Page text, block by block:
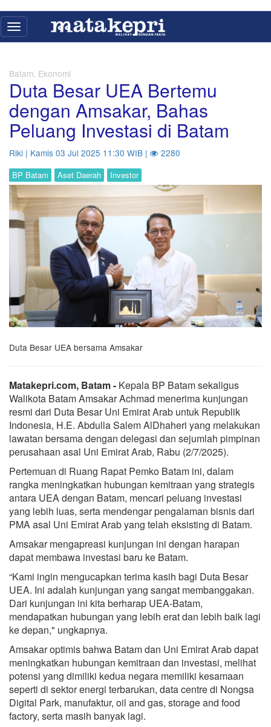
Toggle
navigation
Batam, Ekonomi
Duta Besar UEA Bertemu
dengan Amsakar, Bahas
Peluang Investasi di Batam
Riki | Kamis 03 Jul 2025 11:30 WIB | 2280
BP Batam Aset Daerah Investor
Duta Besar UEA bersama Amsakar
Matakepri.com, Batam - Kepala BP Batam sekaligus
Walikota Batam Amsakar Achmad menerima kunjungan
resmi dari Duta Besar Uni Emirat Arab untuk Republik
Indonesia, H.E. Abdulla Salem AlDhaheri yang melakukan
lawatan bersama dengan delegasi dan sejumlah pimpinan
perusahaan asal Uni Emirat Arab, Rabu (2/7/2025).
Pertemuan di Ruang Rapat Pemko Batam ini, dalam
rangka meningkatkan hubungan kemitraan yang strategis
antara UEA dengan Batam, mencari peluang investasi
yang lebih luas, serta mendengar pengalaman bisnis dari
PMA asal Uni Emirat Arab yang telah eksisting di Batam.
Amsakar mengapreasi kunjungan ini dengan harapan
dapat membawa investasi baru ke Batam.
“Kami ingin mengucapkan terima kasih bagi Duta Besar
UEA. Ini adalah kunjungan yang sangat membanggakan.
Dari kunjungan ini kita berharap UEA-Batam,
mendapatkan hubungan yang lebih erat dan lebih baik lagi
ke depan," ungkapnya.
Amsakar optimis bahwa Batam dan Uni Emirat Arab dapat
meningkatkan hubungan kemitraan dan investasi, melihat
potensi yang dimiliki kedua negara memiliki kesamaan
seperti di sektor energi terbarukan, data centre di Nongsa
Digital Park, manufaktur, oil and gas, storage and food
factory, serta masih banyak lagi.